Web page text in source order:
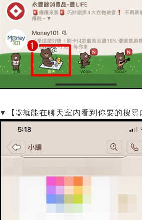
▼【➄就能在聊天室內看到你要的搜尋